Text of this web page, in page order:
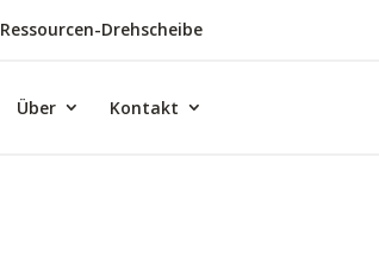
Ressourcen-Drehscheibe
Über Kontakt